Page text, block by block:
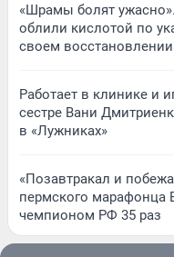
«Шрамы болят
облили кислотой по
своем восстановлении
Работает в клинике и
сестре Вани
в «Лужниках»
«Позавтракал и
пермского марафонца
чемпионом РФ 35 раз